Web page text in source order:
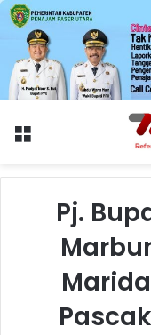
Menu
Pj.